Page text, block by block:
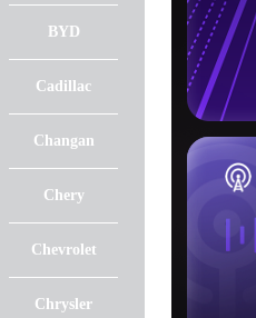
BYD
Cadillac
Changan
Chery
Chevrolet
Chrysler